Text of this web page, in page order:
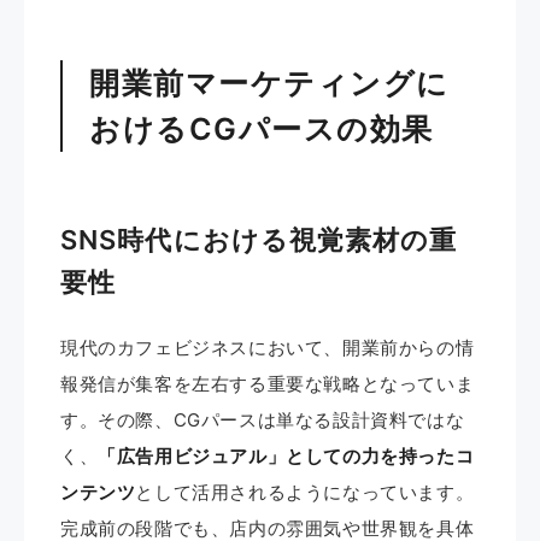
開業前マーケティングに
おけるCGパースの効果
SNS時代における視覚素材の重
要性
現代のカフェビジネスにおいて、開業前からの情
報発信が集客を左右する重要な戦略となっていま
す。その際、CGパースは単なる設計資料ではな
く、
「広告用ビジュアル」としての力を持ったコ
ンテンツとして活用されるようになっています。
完成前の段階でも、店内の雰囲気や世界観を具体